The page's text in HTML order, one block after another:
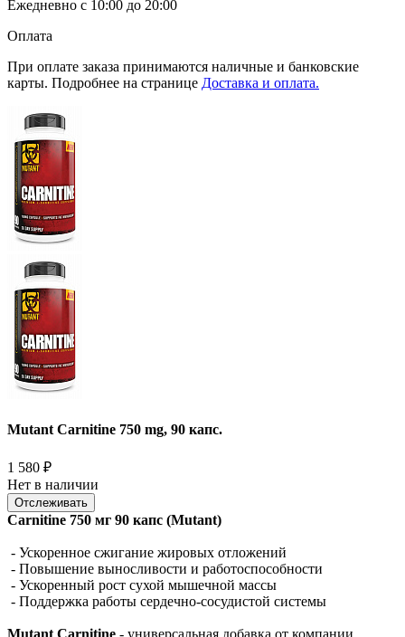
Ежедневно с 10:00 до 20:00
Оплата
При оплате заказа принимаются наличные и банковские
карты. Подробнее на странице Доставка и оплата.
Mutant Carnitine 750 mg, 90 капс.
1 580 ₽
Нет в наличии
Отслеживать
Carnitine 750 мг 90 капс (Mutant)
- Ускоренное сжигание жировых отложений
- Повышение выносливости и работоспособности
- Ускоренный рост сухой мышечной массы
- Поддержка работы сердечно-сосудистой системы